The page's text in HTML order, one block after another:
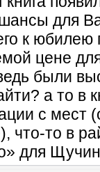
для
к юбилею
цене
были
а то в
с мест
что-то в
для